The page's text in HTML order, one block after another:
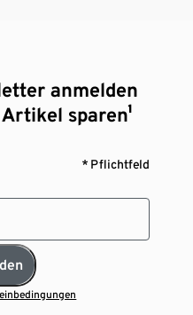
anmelden
sparen¹
* Pflichtfeld